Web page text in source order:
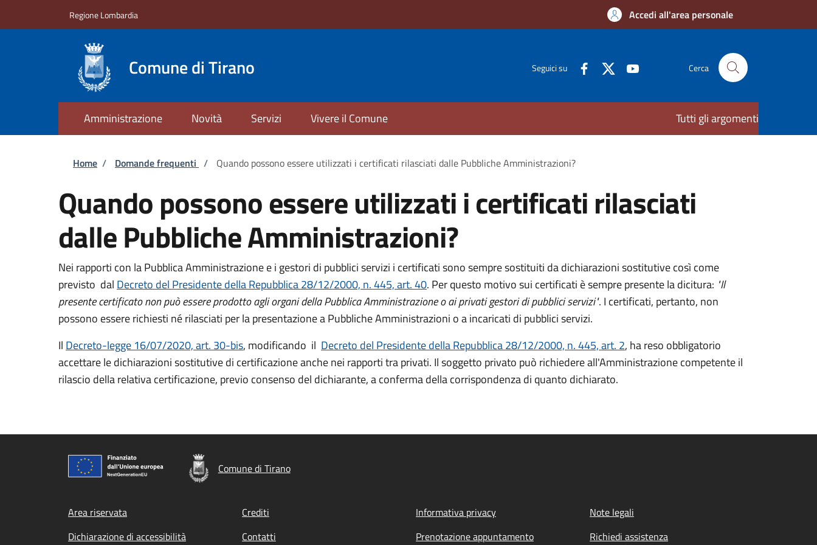
Regione Lombardia Accedi all'area personale
Comune di Tirano Seguici su Cerca
Amministrazione Novità Servizi Vivere il Comune Tutti gli argomenti
Briciole di pane
Home / Domande frequenti / Quando possono essere utilizzati i certificati rilasciati dalle Pubbliche Amministrazioni?
Quando possono essere utilizzati i certificati rilasciati
dalle Pubbliche Amministrazioni?
Nei rapporti con la Pubblica Amministrazione e i gestori di pubblici servizi i certificati sono sempre sostituiti da dichiarazioni sostitutive così come
previsto dal Decreto del Presidente della Repubblica 28/12/2000, n. 445, art. 40. Per questo motivo sui certificati è sempre presente la dicitura: "Il
presente certificato non può essere prodotto agli organi della Pubblica Amministrazione o ai privati gestori di pubblici servizi". I certificati, pertanto, non
possono essere richiesti né rilasciati per la presentazione a Pubbliche Amministrazioni o a incaricati di pubblici servizi.
Il Decreto-legge 16/07/2020, art. 30-bis, modificando il Decreto del Presidente della Repubblica 28/12/2000, n. 445, art. 2, ha reso obbligatorio
accettare le dichiarazioni sostitutive di certificazione anche nei rapporti tra privati. Il soggetto privato può richiedere all'Amministrazione competente il
rilascio della relativa certificazione, previo consenso del dichiarante, a conferma della corrispondenza di quanto dichiarato.
Comune di Tirano
Footer menu
Area riservata Crediti Informativa privacy
Note legali
Dichiarazione di accessibilità
Contatti Prenotazione appuntamento Richiedi assistenza